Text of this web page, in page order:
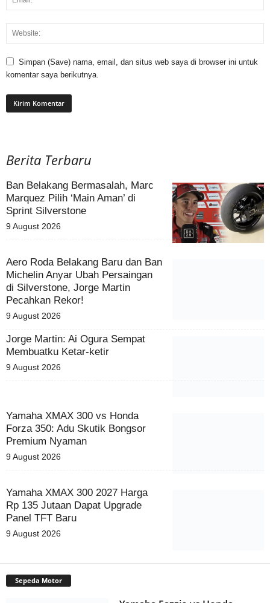
Simpan (Save) nama, email, dan situs web saya di browser ini untuk
komentar saya berikutnya.
Berita Terbaru
Ban Belakang Bermasalah, Marc
Marquez Pilih ‘Main Aman’ di
Sprint Silverstone
9 August 2026
Aero Roda Belakang Baru dan
Ban Michelin Anyar Ubah
Persaingan di Silverstone, Jorge
Martin Pecahkan Rekor!
9 August 2026
Jorge Martin: Ai Ogura Sempat
Membuatku Ketar-ketir
9 August 2026
Yamaha XMAX 300 vs Honda
Forza 350: Adu Skutik Bongsor
Premium Nyaman
9 August 2026
Yamaha XMAX 300 2027 Harga
Rp 135 Jutaan Dapat Upgrade
Panel TFT Baru
9 August 2026
Sepeda Motor